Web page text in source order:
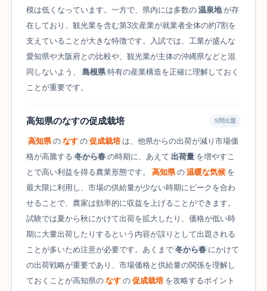
模は低くなっています。一方で、県内には多数の 温泉地 が存
在しており、観光業を含む第3次産業が就業者全体の約7割を
支えていることが大きな特徴です。入試では、工業が盛んな
愛知県や大阪府との比較や、観光業が主体の沖縄県などと混
同しないよう、
島根県 特有の産業構造を正確に理解しておく
ことが重要です。
高知県のなすの促成栽培 5問出題
高知県 の なす の 促成栽培 は、他県からの出荷が減り市場価
格が高騰する 冬から春 の時期に、あえて 出荷量 を増やすこ
とで高い利益を得る農業形態です。
高知県 の 温暖な気候 を
最大限に利用し、市場の供給量が少ない時期にピークを合わ
せることで、農家は効率的に収益を上げることができます。
試験では夏から秋にかけて出荷を拡大したり、価格が低い時
期に大量出荷したりするという内容が誤りとして出題される
ことが多いため注意が必要です。あくまで 冬から春 にかけて
の出荷戦略が重要であり、市場価格と供給量の関係を理解し
ておくことが高知県の なす の 促成栽培 を攻略するポイント